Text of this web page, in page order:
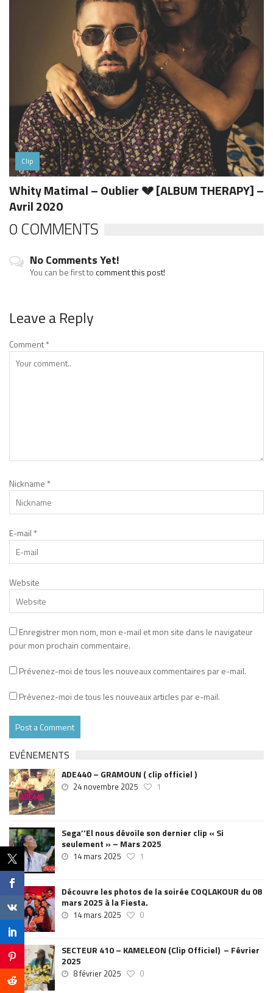
Clip
Whity Matimal – Oublier 💔 [ALBUM THERAPY] –
Avril 2020
0 COMMENTS
No Comments Yet!
You can be first tocomment this post!
Leave a Reply
Comment*
Nickname *
E-mail *
Website
Enregistrer mon nom, mon e-mail et mon site dans le navigateur
pour mon prochain commentaire.
Prévenez-moi de tous les nouveaux commentaires par e-mail.
Prévenez-moi de tous les nouveaux articles par e-mail.
EVÉNEMENTS
ADE440 – GRAMOUN ( clip officiel )
24 novembre 2025 1
Sega’’El nous dévoile son dernier clip « Si
seulement » – Mars 2025
14 mars 2025 1
Découvre les photos de la soirée COQLAKOUR du 08
mars 2025 à la Fiesta.
14 mars 2025 0
SECTEUR 410 – KAMELEON (Clip Officiel) – Février
2025
8 février 2025 0